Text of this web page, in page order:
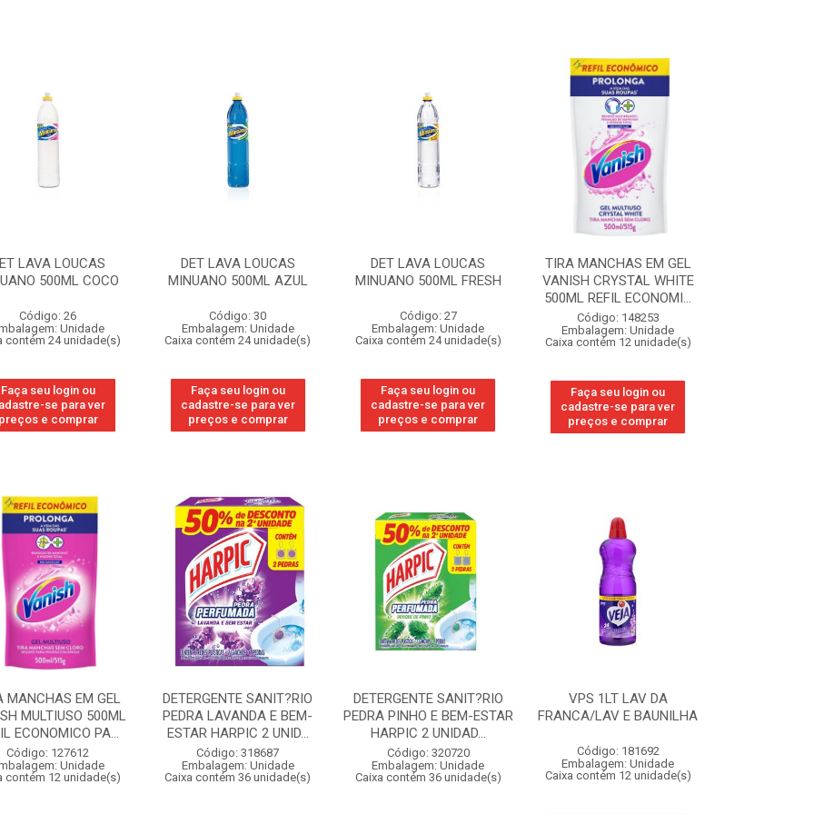
LAVA LOUCAS
500ML COCO
Código: 26
Unidade
contém 24 unidade(s)
Faça seu login ou
se para ver
preços e comprar
DET LAVA LOUCAS
MINUANO 500ML AZUL
Código: 30
Embalagem: Unidade
Caixa contém 24 unidade(s)
Faça seu login ou
cadastre-se para ver
preços e comprar
DET LAVA LOUCAS
MINUANO 500ML FRESH
Código: 27
Embalagem: Unidade
Caixa contém 24 unidade(s)
Faça seu login ou
cadastre-se para ver
preços e comprar
TIRA MANCHAS EM GEL
VANISH CRYSTAL WHITE
500ML REFIL ECONOMI...
Código: 148253
Embalagem: Unidade
Caixa contém 12 unidade(s)
Faça seu login ou
cadastre-se para ver
preços e comprar
MANCHAS EM GEL
MULTIUSO 500ML
ECONOMICO PA...
Código: 127612
Unidade
contém 12 unidade(s)
DETERGENTE SANIT?RIO
PEDRA LAVANDA E BEM-
ESTAR HARPIC 2 UNID...
Código: 318687
Embalagem: Unidade
Caixa contém 36 unidade(s)
DETERGENTE SANIT?RIO
PEDRA PINHO E BEM-ESTAR
HARPIC 2 UNIDAD...
Código: 320720
Embalagem: Unidade
Caixa contém 36 unidade(s)
VPS 1LT LAV DA
FRANCA/LAV E BAUNILHA
Código: 181692
Embalagem: Unidade
Caixa contém 12 unidade(s)